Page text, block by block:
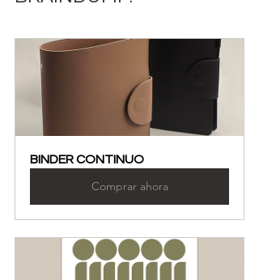
BINDER CONTINUO
Comprar ahora